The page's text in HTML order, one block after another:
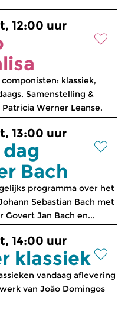
12:00 uur
klassiek,
Samenstelling &
Werner Leanse.
13:00 uur
Bach
programma over het
Sebastian Bach met
Govert Jan Bach en...
14:00 uur
klassiek
vandaag aflevering
van João Domingos